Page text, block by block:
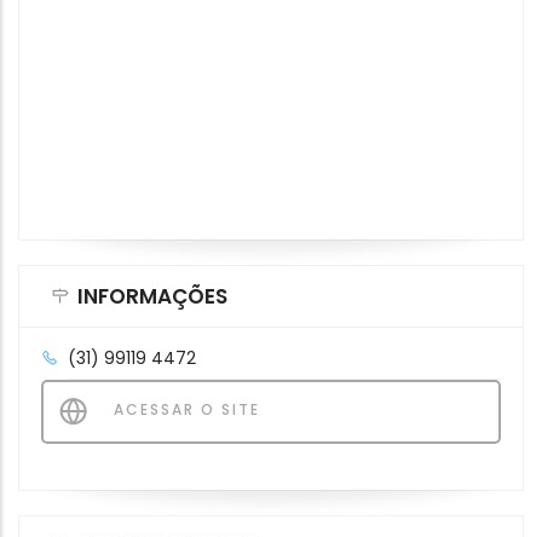
INFORMAÇÕES
(31) 99119 4472
ACESSAR O SITE